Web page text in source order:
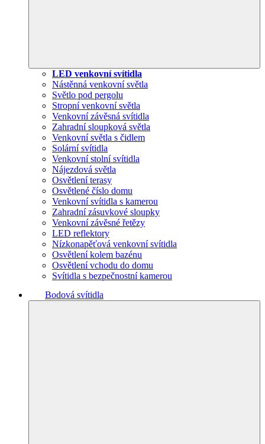
LED venkovní svítidla
Nástěnná venkovní světla
Světlo pod pergolu
Stropní venkovní světla
Venkovní závěsná svítidla
Zahradní sloupková světla
Venkovní světla s čidlem
Solární svítidla
Venkovní stolní svítidla
Nájezdová světla
Osvětlení terasy
Osvětlené číslo domu
Venkovní svítidla s kamerou
Zahradní zásuvkové sloupky
Venkovní závěsné řetězy
LED reflektory
Nízkonapěťová venkovní svítidla
Osvětlení kolem bazénu
Osvětlení vchodu do domu
Svítidla s bezpečnostní kamerou
Bodová svítidla